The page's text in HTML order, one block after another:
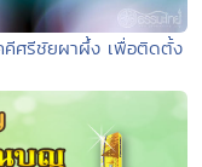
คีศรีชัยผาผึ้ง เพื่อติดตั้ง